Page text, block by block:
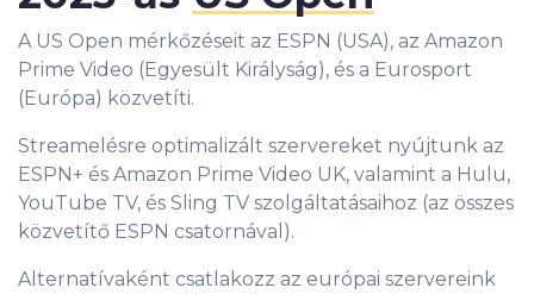
A US Open mérkőzéseit az ESPN (USA), az Amazon
Prime Video (Egyesült Királyság), és a Eurosport
(Európa) közvetíti.
Streamelésre optimalizált szervereket nyújtunk az
ESPN+ és Amazon Prime Video UK, valamint a Hulu,
YouTube TV, és Sling TV szolgáltatásaihoz (az összes
közvetítő ESPN csatornával).
Alternatívaként csatlakozz az európai szervereink